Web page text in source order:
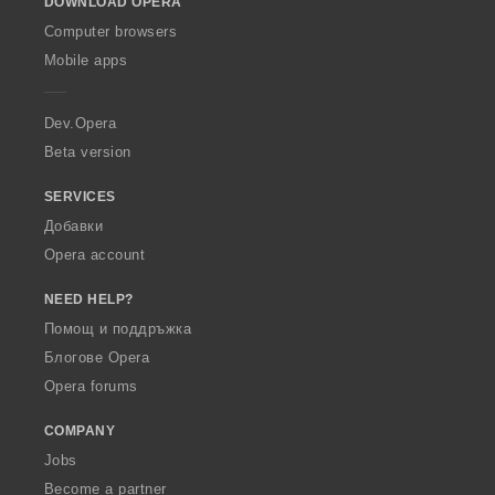
w
O
p
a
Computer browsers
Mobile apps
Dev.Opera
Beta version
SERVICES
Добавки
Opera account
NEED HELP?
Помощ и поддръжка
Блогове Opera
Opera forums
COMPANY
Jobs
Become a partner